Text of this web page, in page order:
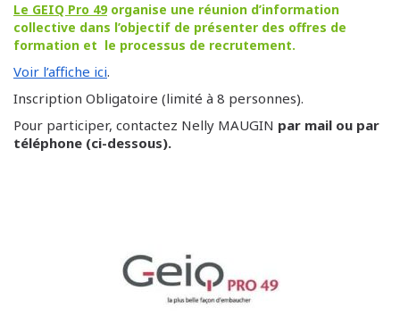
Le GEIQ Pro 49organise une réunion d’information
collective dans l’objectif de présenter des offres de
formation et le processus de recrutement.
Voir l’affiche ici.
Inscription Obligatoire (limité à 8 personnes).
Pour participer, contactez Nelly MAUGIN par mail ou par
téléphone (ci-dessous).